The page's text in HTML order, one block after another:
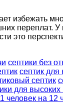
избежать
переплат.
это
септики без
септик для
септик
для высоких
человек на 12